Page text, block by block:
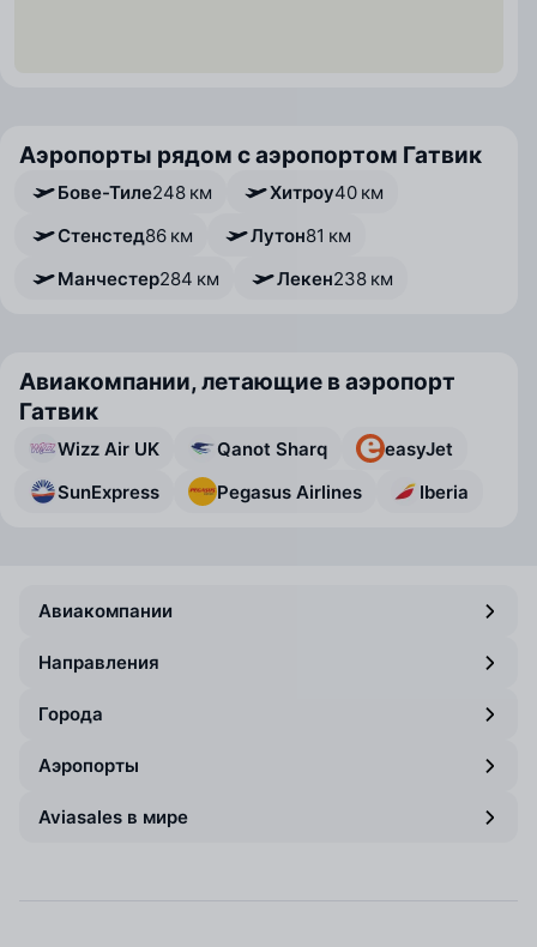
Аэропорты рядом с аэропортом Гатвик
Бове-Тиле248 км Хитроу40 км
Стенстед86 км Лутон81 км
Манчестер284 км Лекен238 км
Авиакомпании, летающие в аэропорт
Гатвик
Wizz Air UK Qanot Sharq
easyJet
SunExpress
Pegasus Airlines Iberia
Авиакомпании
Направления
Города
Аэропорты
Aviasales в мире